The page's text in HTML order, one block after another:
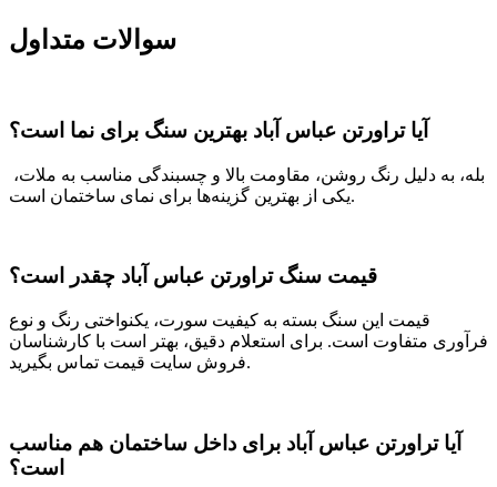
سوالات متداول
آیا تراورتن عباس آباد بهترین سنگ برای نما است؟
یکی از بهترین گزینه‌ها برای نمای ساختمان است.
قیمت سنگ تراورتن عباس آباد چقدر است؟
قیمت این سنگ بسته به کیفیت سورت، یکنواختی رنگ و نوع
فرآوری متفاوت است. برای استعلام دقیق، بهتر است با کارشناسان
فروش سایت قیمت تماس بگیرید.
آیا تراورتن عباس آباد برای داخل ساختمان هم مناسب
است؟